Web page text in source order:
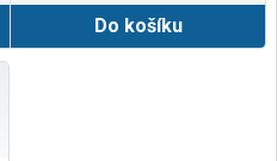
Do košíku